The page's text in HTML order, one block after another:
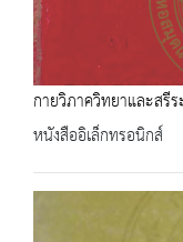
กายวิภาควิทยาและสรี
หนังสืออิเล็กทรอนิกส์